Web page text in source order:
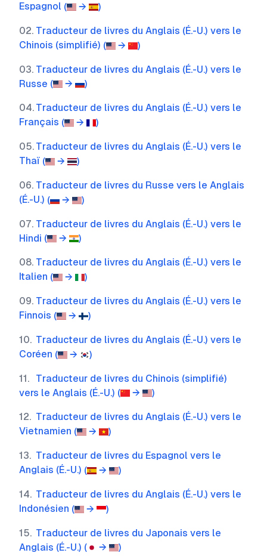
Espagnol ( → )
02. Traducteur de livres du Anglais (É.-U.) vers le
Chinois (simplifié) ( → )
03. Traducteur de livres du Anglais (É.-U.) vers le
Russe ( → )
04. Traducteur de livres du Anglais (É.-U.) vers le
Français ( → )
05. Traducteur de livres du Anglais (É.-U.) vers le
Thaï ( → )
06. Traducteur de livres du Russe vers le Anglais
(É.-U.) ( → )
07. Traducteur de livres du Anglais (É.-U.) vers le
Hindi ( → )
08. Traducteur de livres du Anglais (É.-U.) vers le
Italien ( → )
09. Traducteur de livres du Anglais (É.-U.) vers le
Finnois ( → )
10. Traducteur de livres du Anglais (É.-U.) vers le
Coréen ( → )
11.
Traducteur de livres du Chinois (simplifié)
vers le Anglais (É.-U.) ( → )
12. Traducteur de livres du Anglais (É.-U.) vers le
Vietnamien ( → )
13. Traducteur de livres du Espagnol vers le
Anglais (É.-U.) ( → )
14. Traducteur de livres du Anglais (É.-U.) vers le
Indonésien ( → )
15. Traducteur de livres du Japonais vers le
Anglais (É.-U.) ( → )